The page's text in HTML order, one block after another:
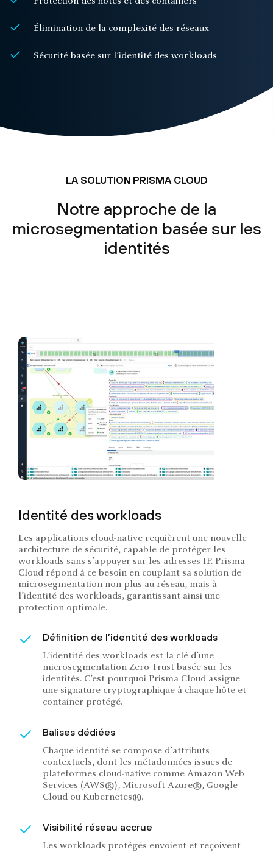
Élimination de la complexité des réseaux
Sécurité basée sur l’identité des workloads
LA SOLUTION PRISMA CLOUD
Notre approche de la
microsegmentation basée sur les
identités
Identité des workloads
Les applications cloud-native requièrent une nouvelle
architecture de sécurité, capable de protéger les
workloads sans s’appuyer sur les adresses IP. Prisma
Cloud répond à ce besoin en couplant sa solution de
microsegmentation non plus au réseau, mais à
l’identité des workloads, garantissant ainsi une
protection optimale.
Définition de l’identité des workloads
L’identité des workloads est la clé d’une
microsegmentation Zero Trust basée sur les
identités. C’est pourquoi Prisma Cloud assigne
une signature cryptographique à chaque hôte et
container protégé.
Balises dédiées
Chaque identité se compose d’attributs
contextuels, dont les métadonnées issues de
plateformes cloud-native comme Amazon Web
Services (AWS®), Microsoft Azure®, Google
Cloud ou Kubernetes®.
Visibilité réseau accrue
Les workloads protégés envoient et reçoivent